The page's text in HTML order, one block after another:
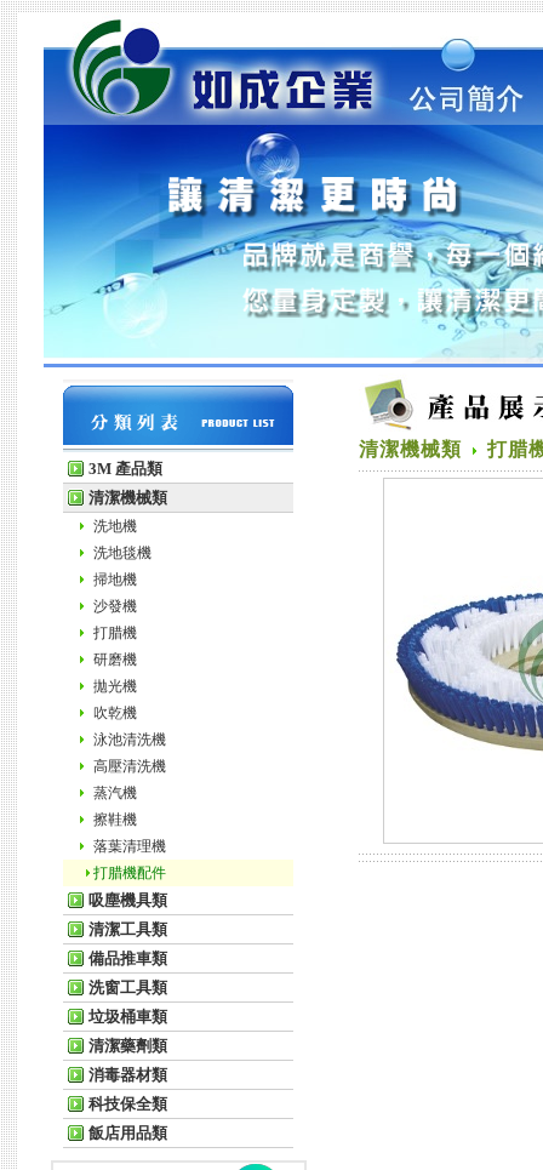
3M 產品類
清潔機械類
洗地機
洗地毯機
掃地機
沙發機
打腊機
研磨機
拋光機
吹乾機
泳池清洗機
高壓清洗機
蒸汽機
擦鞋機
落葉清理機
打腊機配件
吸塵機具類
清潔工具類
備品推車類
洗窗工具類
垃圾桶車類
清潔藥劑類
消毒器材類
科技保全類
飯店用品類
清潔機械類 打腊